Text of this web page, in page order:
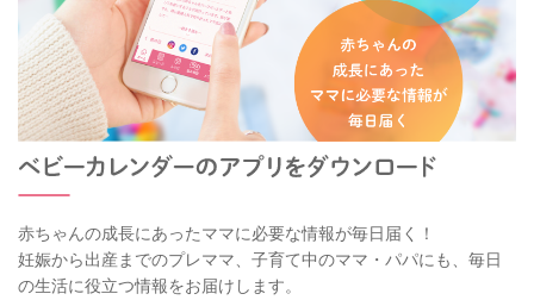
赤ちゃんの成長にあったママに必要な情報が毎日届く！
妊娠から出産までのプレママ、子育て中のママ・パパにも、毎日
の生活に役立つ情報をお届けします。